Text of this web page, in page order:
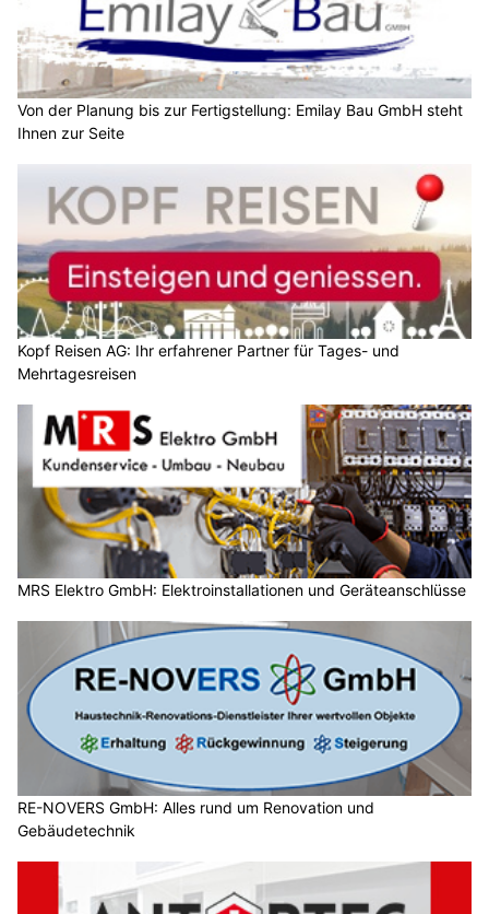
Von der Planung bis zur Fertigstellung: Emilay Bau GmbH steht
Ihnen zur Seite
Kopf Reisen AG: Ihr erfahrener Partner für Tages- und
Mehrtagesreisen
MRS Elektro GmbH: Elektroinstallationen und Geräteanschlüsse
RE-NOVERS GmbH: Alles rund um Renovation und
Gebäudetechnik